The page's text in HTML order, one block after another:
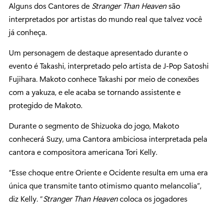
Alguns dos Cantores de Stranger Than Heavensão
interpretados por artistas do mundo real que talvez você
já conheça.
Um personagem de destaque apresentado durante o
evento é Takashi, interpretado pelo artista de J-Pop Satoshi
Fujihara. Makoto conhece Takashi por meio de conexões
com a yakuza, e ele acaba se tornando assistente e
protegido de Makoto.
Durante o segmento de Shizuoka do jogo, Makoto
conhecerá Suzy, uma Cantora ambiciosa interpretada pela
cantora e compositora americana Tori Kelly.
“Esse choque entre Oriente e Ocidente resulta em uma era
única que transmite tanto otimismo quanto melancolia”,
diz Kelly. “Stranger Than Heavencoloca os jogadores